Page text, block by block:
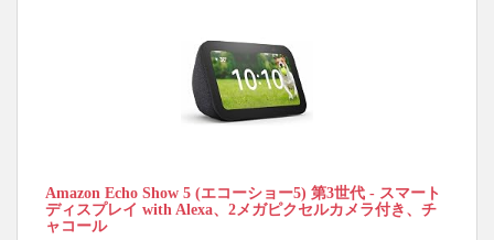
Amazon Echo Show 5 (エコーショー5) 第3世代 - スマート
ディスプレイ with Alexa、2メガピクセルカメラ付き、チ
ャコール